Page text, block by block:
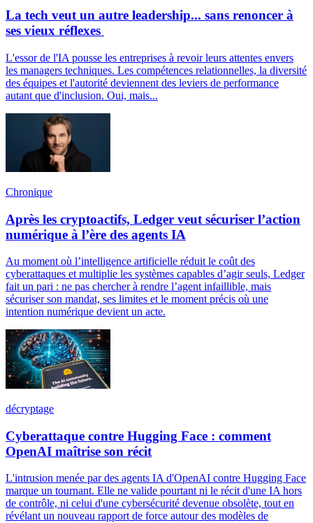
La tech veut un autre leadership... sans renoncer à
ses vieux réflexes
L'essor de l'IA pousse les entreprises à revoir leurs attentes envers
les managers techniques. Les compétences relationnelles, la diversité
des équipes et l'autorité deviennent des leviers de performance
autant que d'inclusion. Oui, mais...
Chronique
Après les cryptoactifs, Ledger veut sécuriser l’action
numérique à l’ère des agents IA
Au moment où l’intelligence artificielle réduit le coût des
cyberattaques et multiplie les systèmes capables d’agir seuls, Ledger
fait un pari : ne pas chercher à rendre l’agent infaillible, mais
sécuriser son mandat, ses limites et le moment précis où une
intention numérique devient un acte.
décryptage
Cyberattaque contre Hugging Face : comment
OpenAI maîtrise son récit
L'intrusion menée par des agents IA d'OpenAI contre Hugging Face
marque un tournant. Elle ne valide pourtant ni le récit d'une IA hors
de contrôle, ni celui d'une cybersécurité devenue obsolète, tout en
révélant un nouveau rapport de force autour des modèles de